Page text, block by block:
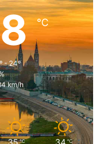
℃
- 24º
km/h
℃ ℃